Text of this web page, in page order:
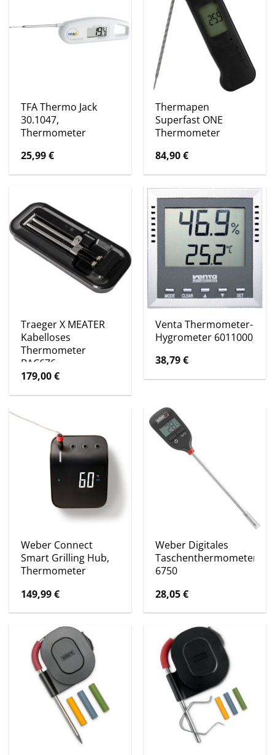
TFA Thermo Jack
30.1047,
Thermometer
25,99€
Thermapen
Superfast ONE
Thermometer
84,90€
Traeger X MEATER
Kabelloses
Thermometer
BAC676
179,00€
Venta Thermometer-
Hygrometer 6011000
38,79€
Weber Connect
Smart Grilling Hub,
Thermometer
149,99€
Weber Digitales
Taschenthermometer
6750
28,05€